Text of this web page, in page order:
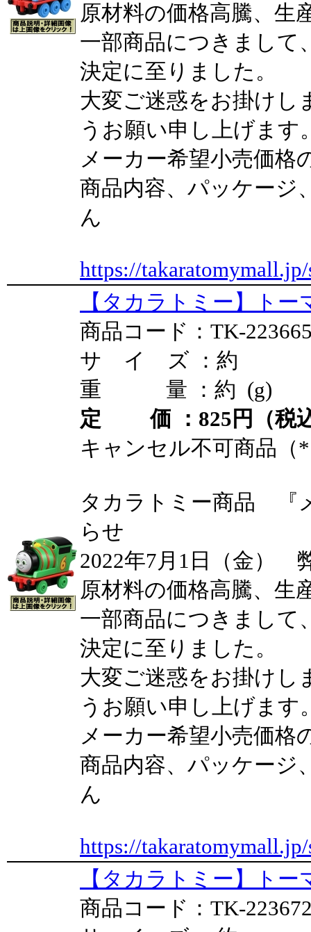
原材料の価格高騰、生
一部商品につきまして
決定に至りました。
大変ご迷惑をお掛けし
うお願い申し上げます
メーカー希望小売価格
商品内容、パッケージ
ん
https://
【タカラトミー】ト
商品コード：TK-
サ イ ズ ：約
重 量 ：約 (g)
定 価 ：825円（税
キャンセル不可商品（
タカラトミー商品 『
らせ
2022年7月1日（金）
原材料の価格高騰、生
一部商品につきまして
決定に至りました。
大変ご迷惑をお掛けし
うお願い申し上げます
メーカー希望小売価格
商品内容、パッケージ
ん
https://
【タカラトミー】ト
商品コード：TK-